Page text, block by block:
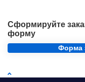
Сформируйте
форму
Форма